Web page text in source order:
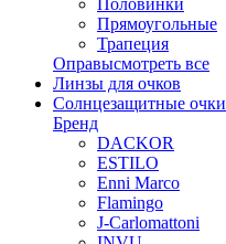
Прямоугольные
Трапеция
Оправысмотреть все
Линзы для очков
Солнцезащитные очки
Бренд
DACKOR
ESTILO
Enni Marco
Flamingo
J-Carlomattoni